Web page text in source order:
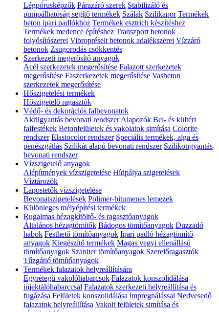
Légpórusképzők Párazáró szerek Stabilizáló és
pumpálhatóság segítő termékek Szálak Szilikapor Termékek
beton ipari padlókhoz Termékek esztrich készítéshez
Termékek medence építéshez Transzport betonok
folyósítószerei Vibropréselt betonok adalékszerei Vízzáró
betonok Zsugorodás csökkentés
Szerkezeti megerősítő anyagok
Acél szerkezetek megerősítése Falazott szerkezetek
megerősítése Faszerkezetek megerősítése Vasbeton
szerkezetek megerősítése
Hőszigetelési termékek
Hőszigetelő ragasztók
Védő- és dekorációs falbevonatok
Akrilgyantás bevonati rendszer Alapozók Bel- és kültéri
falfestékek Betonfelületek és vakolatok simítása Colorite
rendszer Elastocolor rendszer Speciális termékek, alga és
penészgátlás Szilikát alapú bevonati rendszer Szilikongyantás
bevonati rendszer
Vízszigetelő anyagok
Alépítmények vízszigetelése Hídpálya szigetelések
Víztározók
Lapostetők vízszigetelése
Bevonatszigetelések Polimer-bitumenes lemezek
Különleges mélyépítési termékek
Rugalmas hézagkitöltő- és ragasztóanyagok
Általános hézagtömítők Bádogos tömítőanyagok Duzzadó
habok Festhető tömítőanyagok Ipari padló hézagtömítő
anyagok Kiegészítő termékek Magas vegyi ellenállású
tömítőanyagok Szaniter tömítőanyagok Szerelőragasztók
Tűzgátló tömítőanyagok
Termékek falazatok helyreállítására
Egyrétegű vakolóhabarcsok Falazatok konszolidálása
injektálóhabarccsal Falazatok szerkezeti helyreállítása és
fugázása Felületek konszolidálása impregnálással Nedvesedő
falazatok helyreállítása Vakolt felületek simítása és